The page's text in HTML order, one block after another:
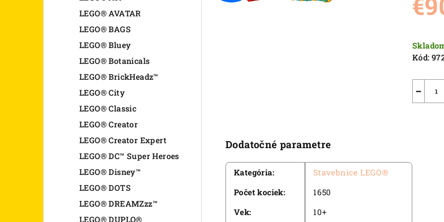
LEGO® AVATAR
LEGO® BAGS
LEGO® Bluey
LEGO® Botanicals
LEGO® BrickHeadz™
LEGO® City
LEGO® Classic
LEGO® Creator
LEGO® Creator Expert
LEGO® DC™ Super Heroes
LEGO® Disney™
LEGO® DOTS
LEGO® DREAMZzz™
LEGO® DUPLO®
z
cena:
Kód:
−
Dodatočné parametre
Kategória:
Stavebnice LEGO®
Počet kociek:
1650
Vek:
10+